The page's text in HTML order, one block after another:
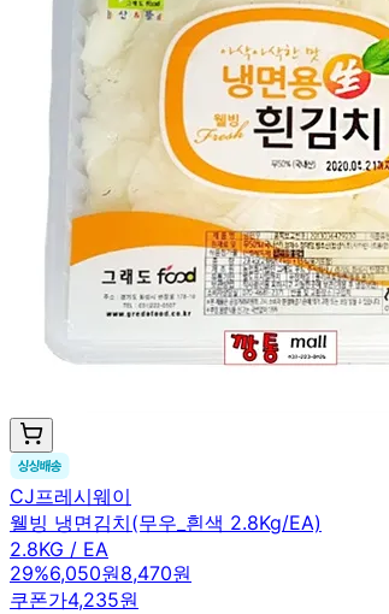
CJ프레시웨이
웰빙 냉면김치(무우_흰색 2.8Kg/EA)
2.8KG / EA
29%6,050원8,470원
쿠폰가4,235원